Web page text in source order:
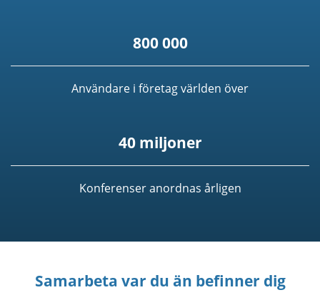
800 000
Användare i företag världen över
40 miljoner
Konferenser anordnas årligen
Samarbeta var du än befinner dig